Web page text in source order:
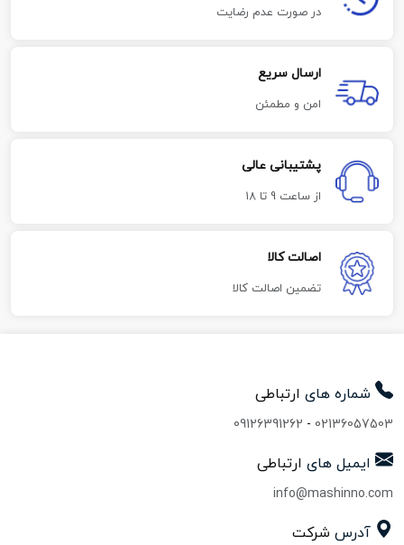
در صورت عدم رضایت
ارسال سریع
امن و مطمئن
پشتیبانی عالی
از ساعت 9 تا 18
اصالت کالا
تضمین اصالت کالا
شماره های ارتباطی
02136057503
-
09126391262
ایمیل های ارتباطی
info@mashinno.com
آدرس شرکت